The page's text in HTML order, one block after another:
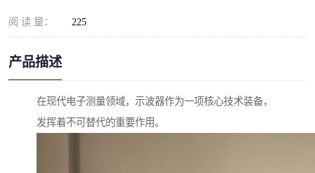
阅 读 量： 225
产品描述
在现代电子测量领域，示波器作为一项核心技术装备，
发挥着不可替代的重要作用。